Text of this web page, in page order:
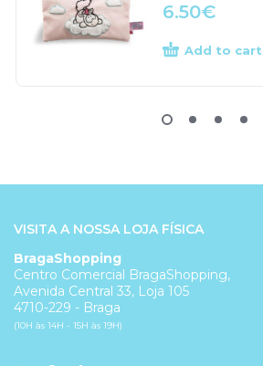
6.50€
Add to cart
VISITA A NOSSA LOJA FÍSICA
BragaShopping
Centro Comercial BragaShopping,
Avenida Central 33, Loja 105
4710-229 - Braga
(10H às 14H - 15H às 19H)